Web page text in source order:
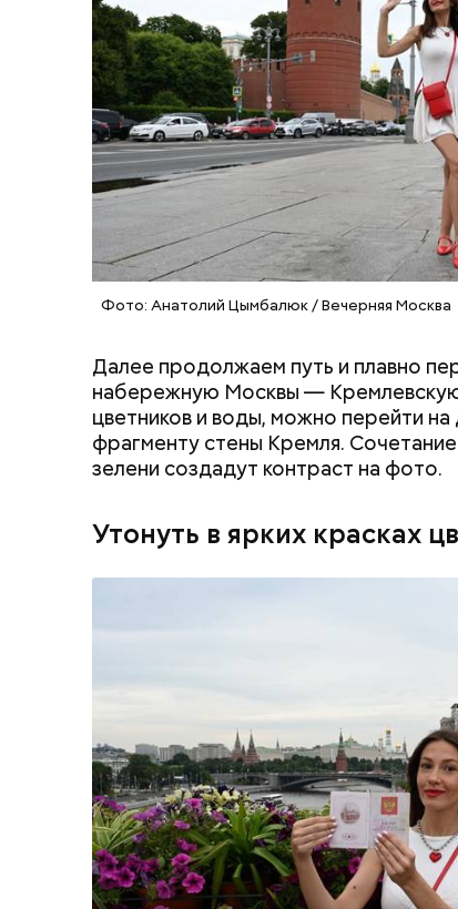
Фото: Анатолий Цымбалюк / Вечерняя Москва
Далее продолжаем путь и плавно
набережную Москвы —
цветников и воды, можно перейти
фрагменту стены Кремля.
зелени создадут контраст на фото.
Утонуть в ярких красках
Как поменять батареи
не получить штраф